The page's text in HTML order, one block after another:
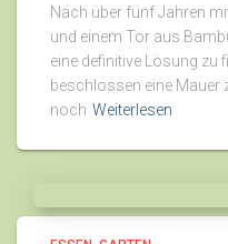
Nach über fünf Jahren
und einem Tor aus
eine definitive Lösung zu
beschlossen eine Mauer
noch Weiterlesen